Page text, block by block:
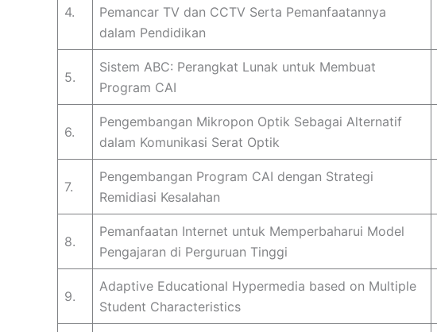
4.
Pemancar TV dan CCTV Serta Pemanfaatannya
dalam Pendidikan
5.
Sistem ABC: Perangkat Lunak untuk Membuat
Program CAI
6.
Pengembangan Mikropon Optik Sebagai Alternatif
dalam Komunikasi Serat Optik
7.
Pengembangan Program CAI dengan Strategi
Remidiasi Kesalahan
8.
Pemanfaatan Internet untuk Memperbaharui Model
Pengajaran di Perguruan Tinggi
9.
Adaptive Educational Hypermedia based on Multiple
Student Characteristics